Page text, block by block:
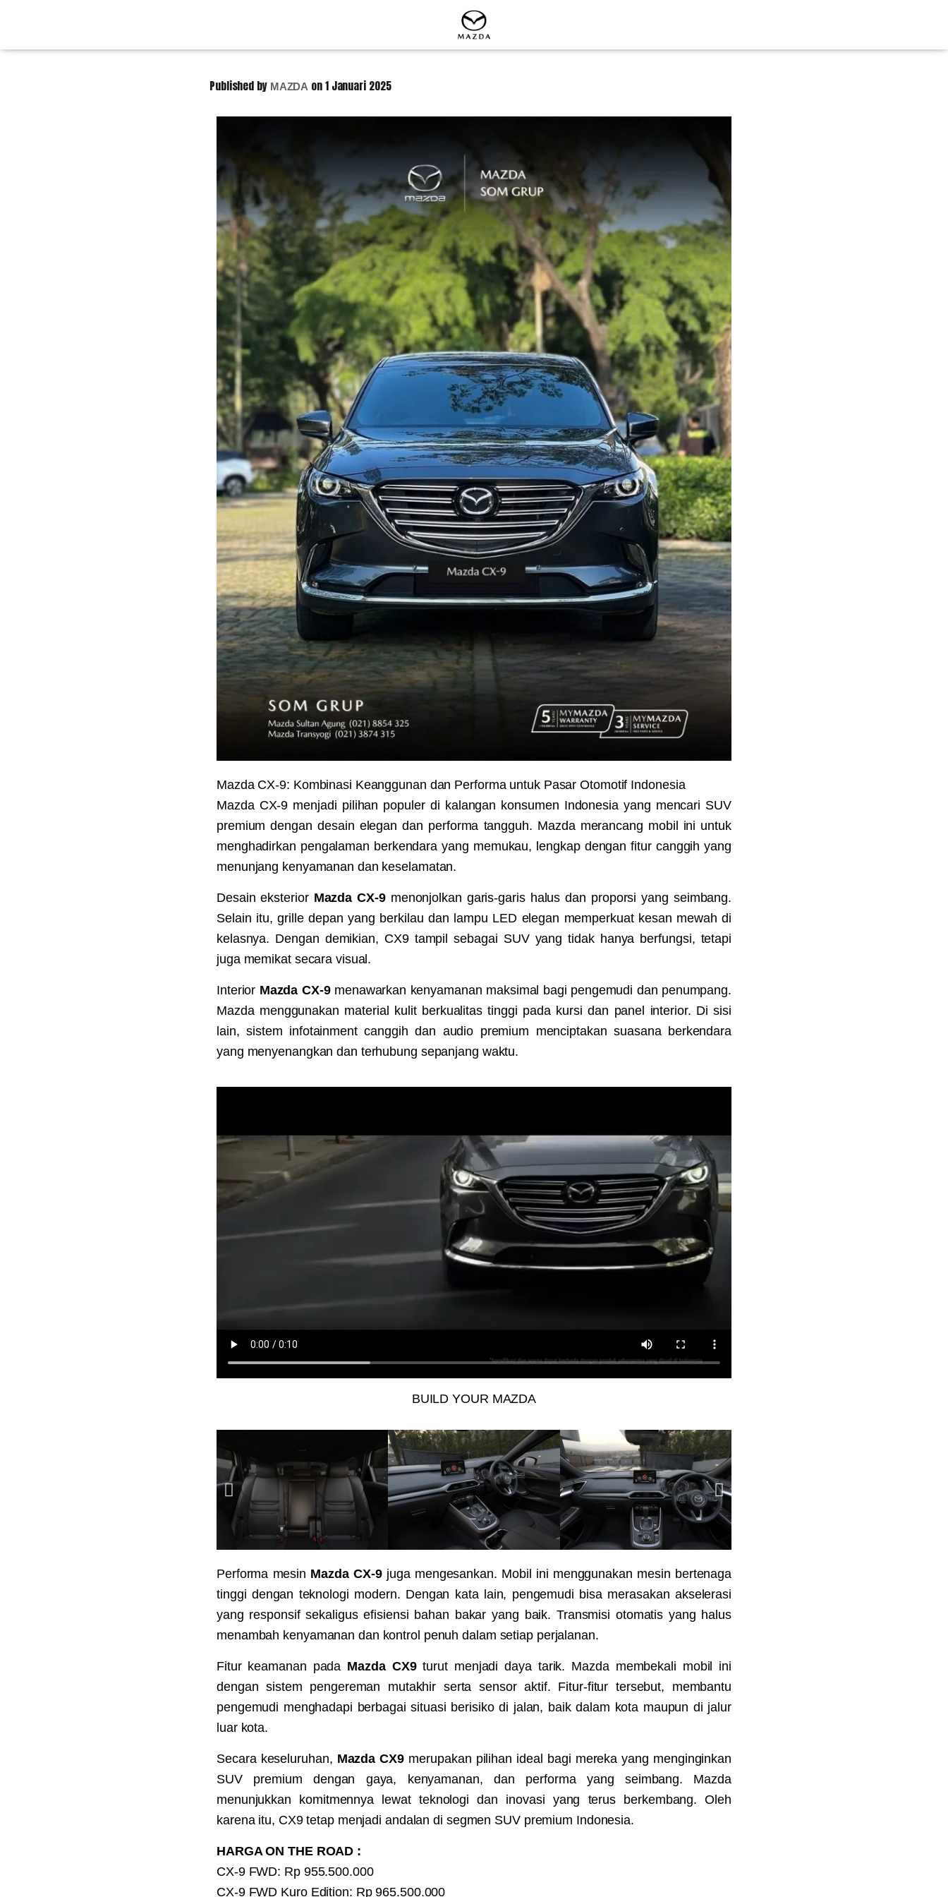
Published by MAZDA on1 Januari 2025
Mazda CX-9: Kombinasi Keanggunan dan Performa untuk Pasar Otomotif Indonesia
Mazda CX-9 menjadi pilihan populer di kalangan konsumen Indonesia yang mencari SUV
premium dengan desain elegan dan performa tangguh. Mazda merancang mobil ini untuk
menghadirkan pengalaman berkendara yang memukau, lengkap dengan fitur canggih yang
menunjang kenyamanan dan keselamatan.
Desain eksterior Mazda CX-9menonjolkan garis-garis halus dan proporsi yang seimbang.
Selain itu, grille depan yang berkilau dan lampu LED elegan memperkuat kesan mewah di
kelasnya. Dengan demikian, CX9 tampil sebagai SUV yang tidak hanya berfungsi, tetapi
juga memikat secara visual.
Interior Mazda CX-9menawarkan kenyamanan maksimal bagi pengemudi dan penumpang.
Mazda menggunakan material kulit berkualitas tinggi pada kursi dan panel interior. Di sisi
lain, sistem infotainment canggih dan audio premium menciptakan suasana berkendara
yang menyenangkan dan terhubung sepanjang waktu.
BUILD YOUR MAZDA
Performa mesin Mazda CX-9juga mengesankan. Mobil ini menggunakan mesin bertenaga
tinggi dengan teknologi modern. Dengan kata lain, pengemudi bisa merasakan akselerasi
yang responsif sekaligus efisiensi bahan bakar yang baik. Transmisi otomatis yang halus
menambah kenyamanan dan kontrol penuh dalam setiap perjalanan.
Fitur keamanan pada Mazda CX9turut menjadi daya tarik. Mazda membekali mobil ini
dengan sistem pengereman mutakhir serta sensor aktif. Fitur-fitur tersebut, membantu
pengemudi menghadapi berbagai situasi berisiko di jalan, baik dalam kota maupun di jalur
luar kota.
Secara keseluruhan, Mazda CX9 merupakan pilihan ideal bagi mereka yang menginginkan
SUV premium dengan gaya, kenyamanan, dan performa yang seimbang. Mazda
menunjukkan komitmennya lewat teknologi dan inovasi yang terus berkembang. Oleh
karena itu, CX9 tetap menjadi andalan di segmen SUV premium Indonesia.
HARGA ON THE ROAD :
CX-9 FWD: Rp 955.500.000
CX-9 FWD Kuro Edition: Rp 965.500.000